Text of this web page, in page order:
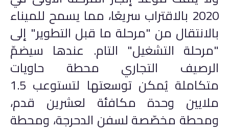
2020 بالاقتراب سريعًا، مما يسمح للميناء
بالانتقال من "مرحلة ما قبل التطوير" إلى
"مرحلة التشغيل" التام. عندها سيضمّ
الرصيف التجاري محطة حاويات
متكاملة يُمكن توسعتها لتستوعب 1.5
ملايين وحدة مكافئة لعشرين قدم،
ومحطة مخصّصة لسفن الدحرجة، ومحطة